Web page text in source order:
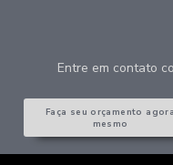
Entre em contato
Faça seu orçamento agora
mesmo